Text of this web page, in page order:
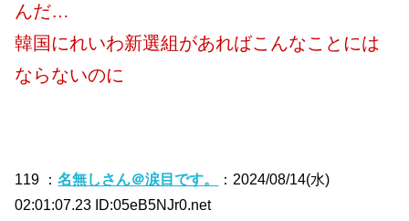
んだ…
韓国にれいわ新選組があればこんなことには
ならないのに
119 ：名無しさん＠涙目です。
：2024/08/14(水)
02:01:07.23 ID:05eB5NJr0.net